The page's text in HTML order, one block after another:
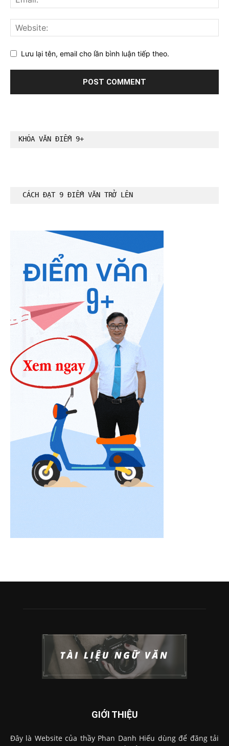
Lưu lại tên, email cho lần bình luận tiếp theo.
KHÓA VĂN ĐIỂM 9+
CÁCH ĐẠT 9 ĐIỂM VĂN TRỞ LÊN
GIỚI THIỆU
Đây là Website của thầy Phan Danh Hiếu dùng để đăng tải